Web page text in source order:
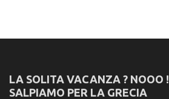
LA SOLITA VACANZA ? NOOO
SALPIAMO PER LA GRECIA